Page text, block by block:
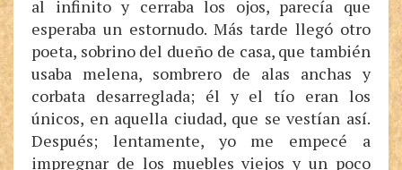
al infinito y cerraba los ojos, parecía que
esperaba un estornudo. Más tarde llegó otro
poeta, sobrino del dueño de casa, que también
usaba melena, sombrero de alas anchas y
corbata desarreglada; él y el tío eran los
únicos, en aquella ciudad, que se vestían así.
Después; lentamente, yo me empecé a
impregnar de los muebles viejos y un poco